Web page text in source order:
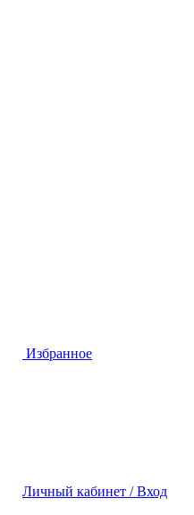
Избранное
Личный кабинет / Вход